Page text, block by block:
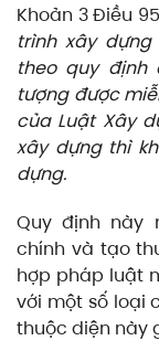
Khoản 3 Điều
trình xây
theo quy định
tượng được
của Luật Xây
xây dựng thì
dựng.
Quy định này
chính và tạo
hợp pháp luật
với một số loại
thuộc diện này